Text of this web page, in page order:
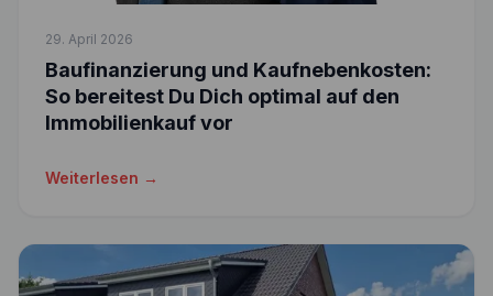
29. April 2026
Baufinanzierung und Kaufnebenkosten:
So bereitest Du Dich optimal auf den
Immobilienkauf vor
Weiterlesen →